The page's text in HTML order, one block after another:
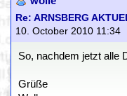
Re: ARNSBERG
10. October 2010 11:34
So, nachdem jetzt alle
Grüße